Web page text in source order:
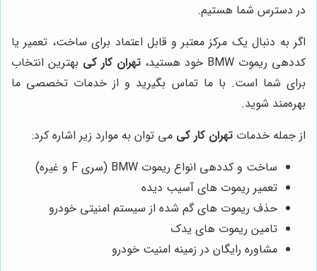
در دسترس شما هستیم.
اگر به دنبال یک مرکز معتبر و قابل اعتماد برای ساخت، تعمیر یا
کددهی ریموت BMW خود هستید،
تهران کار کی بهترین انتخاب
برای شما است. با ما تماس بگیرید و از خدمات تخصصی ما
بهره‌مند شوید.
از جمله خدمات تهران کار کی می توان به موارد زیر اشاره کرد:
ساخت و کددهی انواع ریموت BMW (سری F و غیره)
تعمیر ریموت های آسیب دیده
حذف ریموت های گم شده از سیستم امنیتی خودرو
تامین ریموت های یدک
مشاوره رایگان در زمینه امنیت خودرو